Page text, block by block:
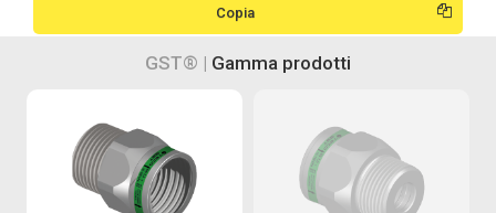
Copia
GST® | Gamma prodotti